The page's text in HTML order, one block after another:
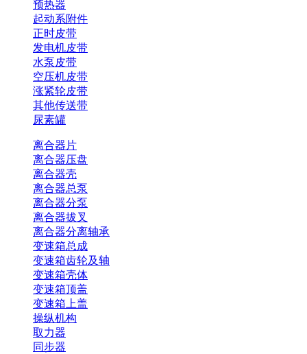
预热器
起动系附件
正时皮带
发电机皮带
水泵皮带
空压机皮带
涨紧轮皮带
其他传送带
尿素罐
离合器片
离合器压盘
离合器壳
离合器总泵
离合器分泵
离合器拔叉
离合器分离轴承
变速箱总成
变速箱齿轮及轴
变速箱壳体
变速箱顶盖
变速箱上盖
操纵机构
取力器
同步器